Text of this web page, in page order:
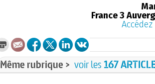
France 3
Même rubrique > voir les 167